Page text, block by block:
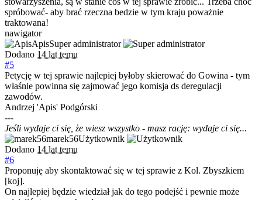
spróbować- aby brać rzeczna bedzie w tym kraju poważnie
traktowana!
nawigator
ApisSuper administrator
Dodano 14 lat temu
#5
Petycję w tej sprawie najlepiej byłoby skierować do Gowina - tym
właśnie powinna się zajmować jego komisja ds deregulacji
zawodów.
Andrzej 'Apis' Podgórski
---
Jeśli wydaje ci się, że wiesz wszystko - masz rację: wydaje ci się...
marek56Użytkownik
Dodano 14 lat temu
#6
Proponuję aby skontaktować się w tej sprawie z Kol. Zbyszkiem
[koj].
On najlepiej będzie wiedział jak do tego podejść i pewnie może